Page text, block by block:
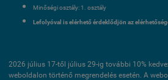
Minőségi osztály: 1. osztály
Lefolyóval is elérhető érdeklődjön az
2026 július 17-től július 29-ig további 10%
weboldalon történő megrendelés esetén. A